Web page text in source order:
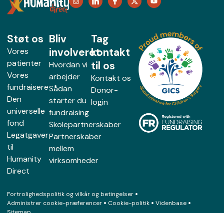
Støt os
Vores
patienter
Vores
fundraisere
Den
universelle
fond
Legatgaver
til
Humanity
Direct
Bliv
involveret
Hvordan vi
arbejder
Sådan
starter du
fundraising
Skolepartnerskaber
Partnerskaber
mellem
virksomheder
Tag
kontakt
til os
Kontakt os
Donor-
login
Fortrolighedspolitik og vilkår og betingelser
Administrer cookie-præferencer
Cookie-politik
Videnbase